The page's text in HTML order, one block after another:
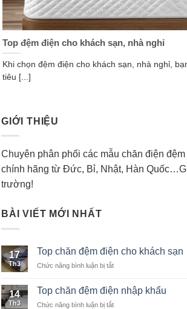
Top đệm điện cho khách sạn, nhà nghỉ
Khi chọn đệm điện cho khách sạn, nhà nghỉ,
tiêu [...]
GIỚI THIỆU
Chuyên phân phối các mẫu chăn điện
chính hãng từ Đức, Bỉ, Nhật, Hàn
trường!
BÀI VIẾT MỚI NHẤT
17
Th3
Top chăn đệm điện cho khách sạn
Chức năng bình luận bị tắt
chăn
đệm
14
Th3
Top chăn đệm điện nhập khẩu
Chức năng bình luận bị tắt